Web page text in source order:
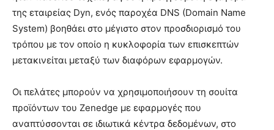
της εταιρείας Dyn, ενός παροχέα DNS (Domain Name
System) βοηθάει στο μέγιστο στον προσδιορισμό του
τρόπου με τον οποίο η κυκλοφορία των επισκεπτών
μετακινείται μεταξύ των διαφόρων εφαρμογών.
Οι πελάτες μπορούν να χρησιμοποιήσουν τη σουίτα
προϊόντων του Zenedge με εφαρμογές που
αναπτύσσονται σε ιδιωτικά κέντρα δεδομένων, στο